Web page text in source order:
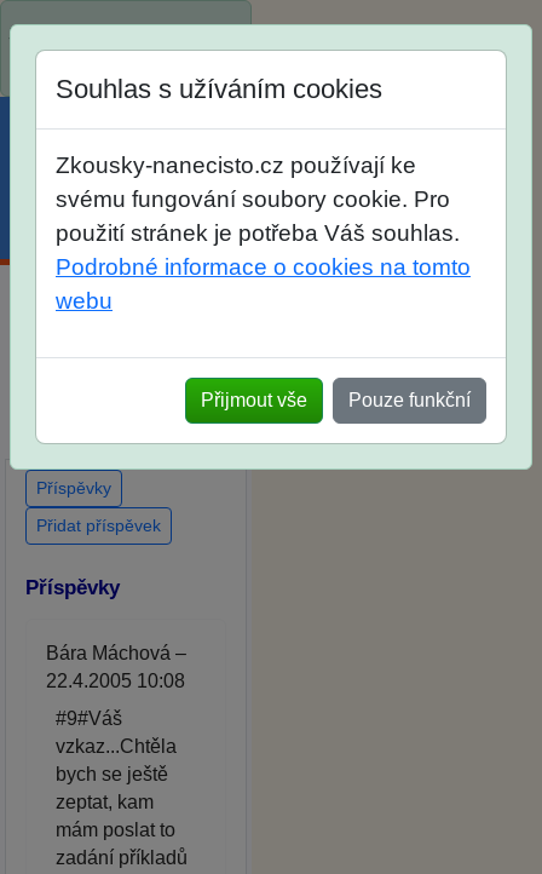
Spustili jsme přihlašování
na školní rok 2026/2027!
Účet Košík
u zkoušek na SŠ? Vaše
ohlasy po skutečných
přijímacích zkouškách
Souhlas s užíváním cookies
Zkousky-nanecisto.cz používají ke
svému fungování soubory cookie. Pro
použití stránek je potřeba Váš souhlas.
Podrobné informace o cookies na tomto
webu
Přijmout vše Pouze funkční
Příspěvky
Přidat příspěvek
Příspěvky
Bára Máchová –
22.4.2005 10:08
#9#Váš
vzkaz...Chtěla
bych se ještě
zeptat, kam
mám poslat to
zadání příkladů